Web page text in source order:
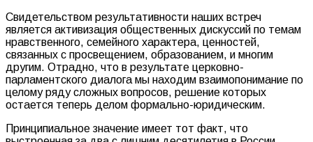
Свидетельством результативности наших встреч
является активизация общественных дискуссий по темам
нравственного, семейного характера, ценностей,
связанных с просвещением, образованием, и многим
другим. Отрадно, что в результате церковно-
парламентского диалога мы находим взаимопонимание по
целому ряду сложных вопросов, решение которых
остается теперь делом формально-юридическим.
Принципиальное значение имеет тот факт, что